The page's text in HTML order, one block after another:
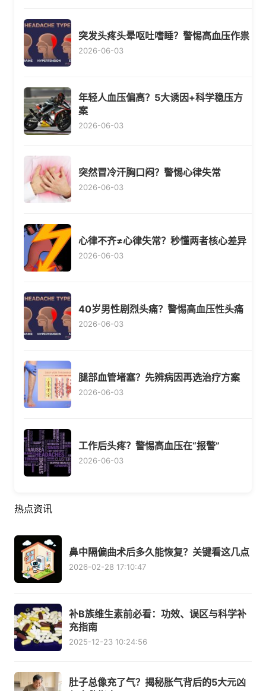
突发头疼头晕呕吐嗜睡？警惕高血压作祟
2026-06-03
年轻人血压偏高？5大诱因+科学稳压方
案
2026-06-03
突然冒冷汗胸口闷？警惕心律失常
2026-06-03
心律不齐≠心律失常？秒懂两者核心差异
2026-06-03
40岁男性剧烈头痛？警惕高血压性头痛
2026-06-03
腿部血管堵塞？先辨病因再选治疗方案
2026-06-03
工作后头疼？警惕高血压在“报警”
2026-06-03
热点资讯
鼻中隔偏曲术后多久能恢复？关键看这几点
2026-02-28 17:10:47
补B族维生素前必看：功效、误区与科学补
充指南
2025-12-23 10:24:56
肚子总像充了气？揭秘胀气背后的5大元凶